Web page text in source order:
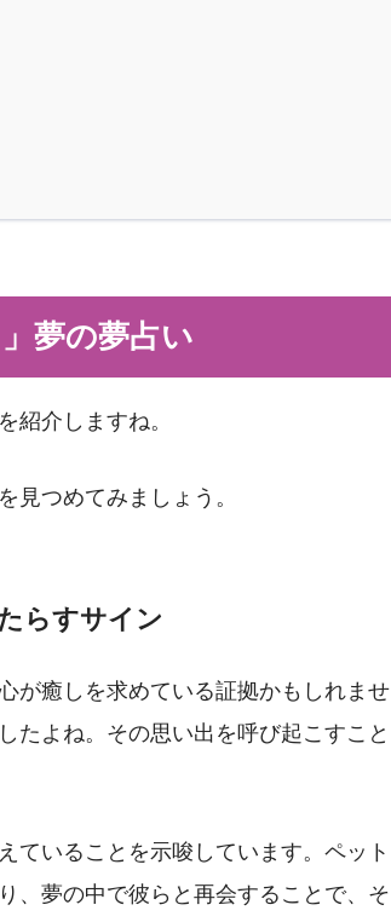
夢の夢占い
紹介しますね。
見つめてみましょう。
らすサイン
が癒しを求めている証拠かもしれませ
たよね。その思い出を呼び起こすこと
ていることを示唆しています。ペット
、夢の中で彼らと再会することで、そ